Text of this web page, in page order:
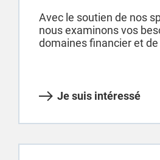
Avec le soutien de nos
nous examinons vos
domaines financier et
Je suis intéressé